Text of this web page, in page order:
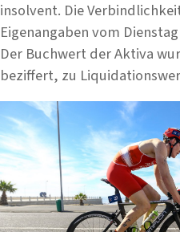
insolvent. Die
Eigenangaben vom
Der Buchwert der Aktiva
beziffert, zu